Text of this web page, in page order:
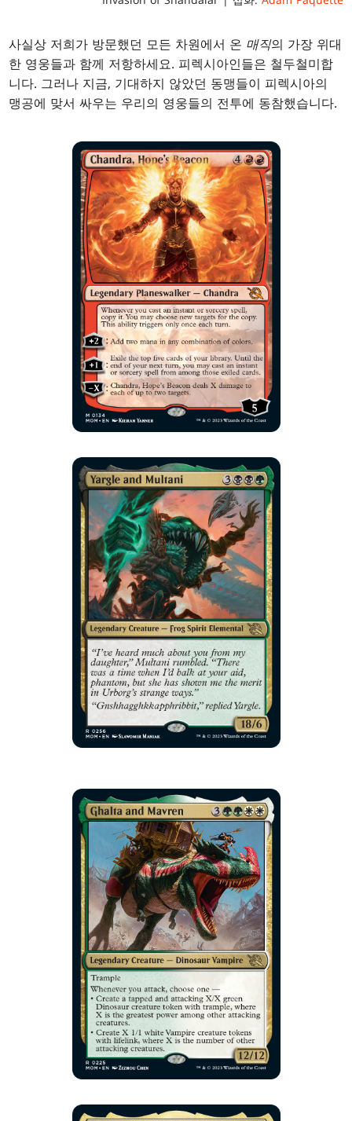
사실상 저희가 방문했던 모든 차원에서 온 매직의 가장 위대
한 영웅들과 함께 저항하세요. 피렉시아인들은 철두철미합
니다. 그러나 지금, 기대하지 않았던 동맹들이 피렉시아의
맹공에 맞서 싸우는 우리의 영웅들의 전투에 동참했습니다.